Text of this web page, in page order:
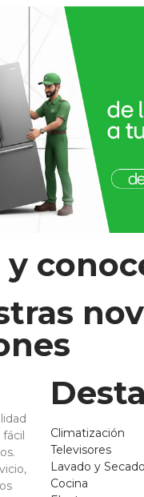
Climatización
Televisores
Lavado y Secado
Cocina